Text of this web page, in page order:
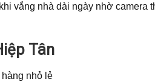
vắng nhà dài ngày nhờ camera
Tân
nhỏ lẻ